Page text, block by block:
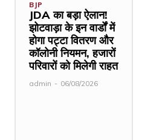
BJP
JDA का बड़ा ऐलान!
झोटवाड़ा के इन वार्डों में
होगा पट्टा वितरण और
कॉलोनी नियमन, हजारों
परिवारों को मिलेगी राहत
admin - 06/08/2026